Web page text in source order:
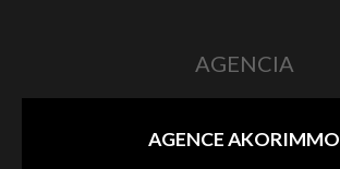
AGENCIA
AGENCE AKORIMMO